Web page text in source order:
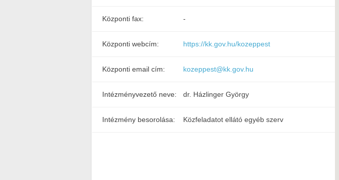
Központi fax: -
Központi webcím: https://kk.gov.hu/kozeppest
Központi email cím: kozeppest@kk.gov.hu
Intézményvezető neve: dr. Házlinger György
Intézmény besorolása: Közfeladatot ellátó egyéb szerv